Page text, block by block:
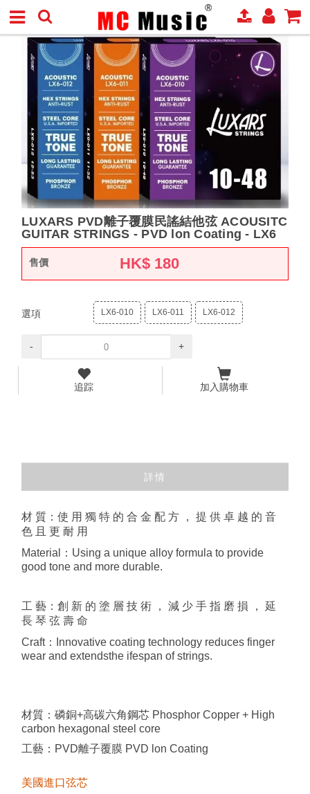
LUXARS PVD離⼦覆膜民謠結他弦 ACOUSITC
GUITAR STRINGS - PVD lon Coating - LX6
售價 HK$ 180
選項 LX6-010 LX6-011 LX6-012
- +
追踪 加入購物車
詳情
材 質：使 ⽤ 獨 特 的 合 ⾦ 配 ⽅ ， 提 供 卓 越 的 ⾳
⾊ 且 更 耐 ⽤
Material：Using a unique alloy formula to provide
good tone and more durable.
⼯ 藝：創 新 的 塗 層 技 術 ， 減 少 ⼿ 指 磨 損 ， 延
長 琴 弦 壽 命
Craft：Innovative coating technology reduces finger
wear and extendsthe ifespan of strings.
材質：磷銅+高碳六角鋼芯 Phosphor Copper + High
carbon hexagonal steel core
工藝：PVD離子覆膜 PVD ​​lon Coating
美國進口弦芯